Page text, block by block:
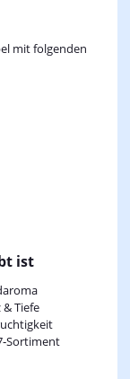
mit folgenden
ist
Tiefe